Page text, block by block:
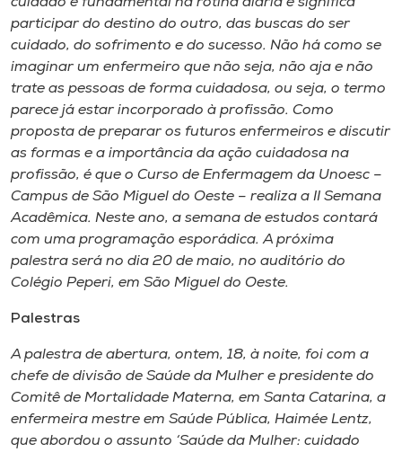
Editora
Rádio
Museu
Unoesc
Store
Selecione
o idioma
A+
A-
participar do destino do outro, das buscas do ser
cuidado, do sofrimento e do sucesso. Não há como se
imaginar um enfermeiro que não seja, não aja e não
trate as pessoas de forma cuidadosa, ou seja, o termo
parece já estar incorporado à profissão. Como
proposta de preparar os futuros enfermeiros e discutir
as formas e a importância da ação cuidadosa na
profissão, é que o Curso de Enfermagem da Unoesc –
Campus de São Miguel do Oeste – realiza a II Semana
Acadêmica. Neste ano, a semana de estudos contará
com uma programação esporádica. A próxima
palestra será no dia 20 de maio, no auditório do
Colégio Peperi, em São Miguel do Oeste.
Palestras
A palestra de abertura, ontem, 18, à noite, foi com a
chefe de divisão de Saúde da Mulher e presidente do
Comitê de Mortalidade Materna, em Santa Catarina, a
enfermeira mestre em Saúde Pública, Haimée Lentz,
que abordou o assunto ‘Saúde da Mulher: cuidado